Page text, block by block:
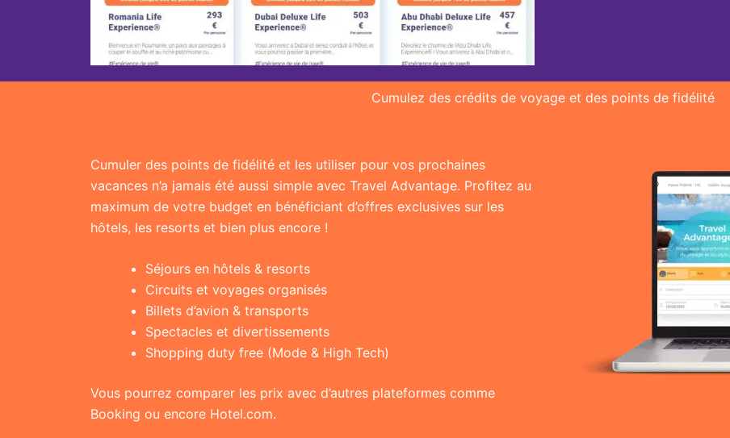
Cumulez des crédits de voyage et des points de fidélité
Cumuler des points de fidélité et les utiliser pour vos prochaines
vacances n’a jamais été aussi simple avec Travel Advantage. Profitez au
maximum de votre budget en bénéficiant d’offres exclusives sur les
hôtels, les resorts et bien plus encore !
Séjours en hôtels & resorts
Circuits et voyages organisés
Billets d’avion & transports
Spectacles et divertissements
Shopping duty free (Mode & High Tech)
Vous pourrez comparer les prix avec d’autres plateformes comme
Booking ou encore Hotel.com.